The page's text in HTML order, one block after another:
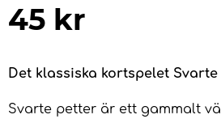
45 kr
Det klassiska kortspelet Svarte
Svarte petter är ett gammalt